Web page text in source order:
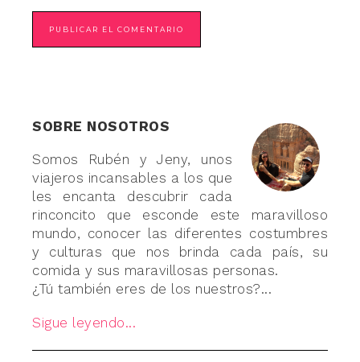
SOBRE NOSOTROS
Somos Rubén y Jeny, unos
viajeros incansables a los que
les encanta descubrir cada
rinconcito que esconde este maravilloso
mundo, conocer las diferentes costumbres
y culturas que nos brinda cada país, su
comida y sus maravillosas personas.
¿Tú también eres de los nuestros?...
Sigue leyendo...